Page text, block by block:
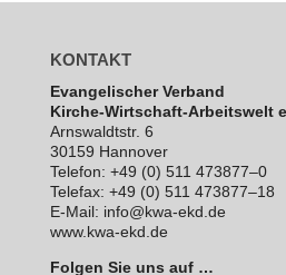
KONTAKT
Evan­ge­li­scher Verband
Kirche-Wirt­schaft-Arbeits­welt
Arns­waldt­str. 6
30159 Hannover
Telefon: +49 (0) 511 473877–0
Telefax: +49 (0) 511 473877–18
E‑Mail: info@kwa-ekd.de
www.kwa-ekd.de
Folgen Sie uns auf …